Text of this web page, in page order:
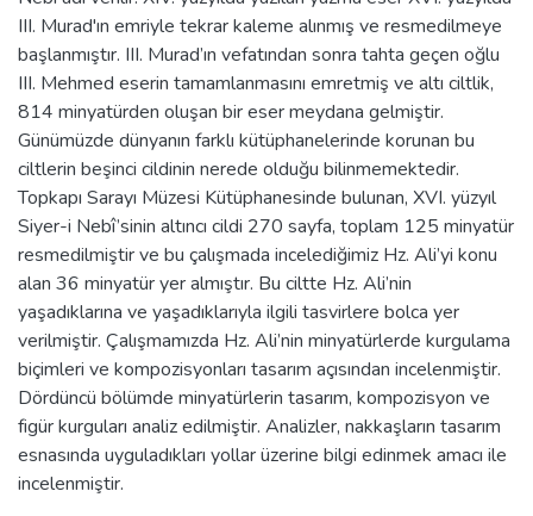
III. Murad'ın emriyle tekrar kaleme alınmış ve resmedilmeye
başlanmıştır. III. Murad’ın vefatından sonra tahta geçen oğlu
III. Mehmed eserin tamamlanmasını emretmiş ve altı ciltlik,
814 minyatürden oluşan bir eser meydana gelmiştir.
Günümüzde dünyanın farklı kütüphanelerinde korunan bu
ciltlerin beşinci cildinin nerede olduğu bilinmemektedir.
Topkapı Sarayı Müzesi Kütüphanesinde bulunan, XVI. yüzyıl
Siyer-i Nebî’sinin altıncı cildi 270 sayfa, toplam 125 minyatür
resmedilmiştir ve bu çalışmada incelediğimiz Hz. Ali’yi konu
alan 36 minyatür yer almıştır. Bu ciltte Hz. Ali’nin
yaşadıklarına ve yaşadıklarıyla ilgili tasvirlere bolca yer
verilmiştir. Çalışmamızda Hz. Ali’nin minyatürlerde kurgulama
biçimleri ve kompozisyonları tasarım açısından incelenmiştir.
Dördüncü bölümde minyatürlerin tasarım, kompozisyon ve
figür kurguları analiz edilmiştir. Analizler, nakkaşların tasarım
esnasında uyguladıkları yollar üzerine bilgi edinmek amacı ile
incelenmiştir.